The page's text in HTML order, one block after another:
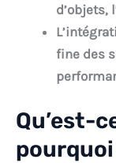
d’objets,
fine des
Qu’est-
pourquoi